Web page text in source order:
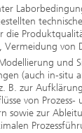
die
Vermeidung von
und
(auch in-situ
B. zur
von Prozess-
sowie zur